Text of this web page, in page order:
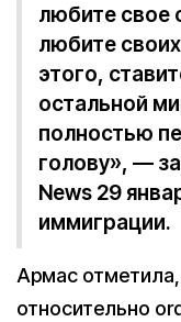
любите свое
любите
этого,
остальной
полностью
голову», —
News 29
иммиграции.
Армас отметила,
относительно